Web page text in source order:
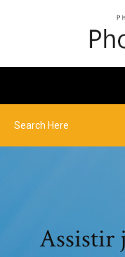
Assistir